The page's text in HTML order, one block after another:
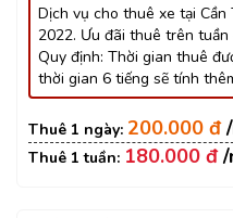
Dịch vụ cho thuê xe tại
2022. Ưu đãi thuê trên tuần
Quy định: Thời gian thuê
thời gian 6 tiếng sẽ tính
200.000 đ
180.000 đ